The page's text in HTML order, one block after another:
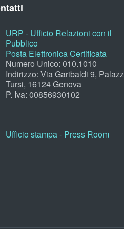
URP - Ufficio Relazioni con il
Pubblico
Posta Elettronica Certificata
Numero Unico: 010.1010
Indirizzo: Via Garibaldi 9,
Tursi, 16124 Genova
P. Iva: 00856930102
Ufficio stampa - Press Room